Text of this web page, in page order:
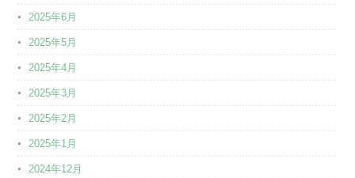
2025年6月
2025年5月
2025年4月
2025年3月
2025年2月
2025年1月
2024年12月